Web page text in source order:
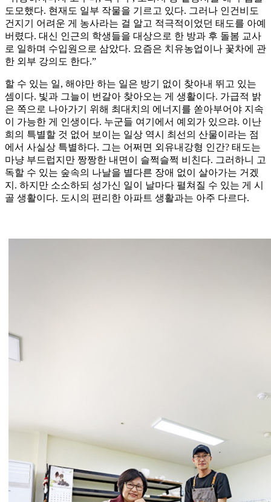
도모했다. 현재도 일부 작물을 기르고 있다. 그러나 인건비도
건지기 어려운 게 농사라는 걸 알고 적극적이었던 태도를 아예
버렸다. 대신 인근의 학생들을 대상으로 한 방과 후 돌봄 교사
로 일하며 수입원으로 삼았다. 요즘은 치유농업이나 꽃차에 관
한 외부 강의도 한다.”
할 수 있는 일, 해야만 하는 일은 방기 없이 찾아내 뛰고 있는
셈이다. 빛과 그늘이 번갈아 찾아오는 게 생활이다. 가급적 밝
은 쪽으로 나아가기 위해 최대치의 에너지를 쏟아부어야 지속
이 가능한 게 인생이다. 누군들 여기에서 예외가 있으랴. 이난
희의 특별할 것 없어 보이는 일상 역시 최선의 산물이라는 점
에서 사실상 특별하다. 그는 어쩌면 외유내강형 인간? 태도는
마냥 부드럽지만 짱짱한 내면이 슬쩍슬쩍 비친다. 그러하니 고
독할 수 있는 숲속의 나날을 별다른 장애 없이 살아가는 거겠
지. 하지만 소소하되 성가신 일이 날마다 펼쳐질 수 있는 게 시
골 생활이다. 도시의 편리한 아파트 생활과는 아주 다르다.